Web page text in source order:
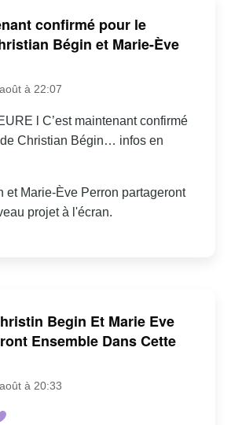
confirmé pour le
Bégin et Marie-Ève
à 22:07
l C’est maintenant confirmé
Christian Bégin… infos en
et Marie-Ève Perron partageront
projet à l'écran.
Begin Et Marie Eve
Ensemble Dans Cette
à 20:33